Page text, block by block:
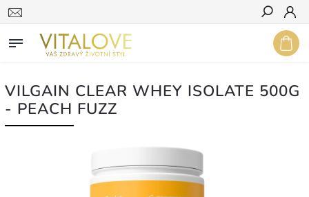
Hledat
VILGAIN CLEAR WHEY ISOLATE 500G
- PEACH FUZZ